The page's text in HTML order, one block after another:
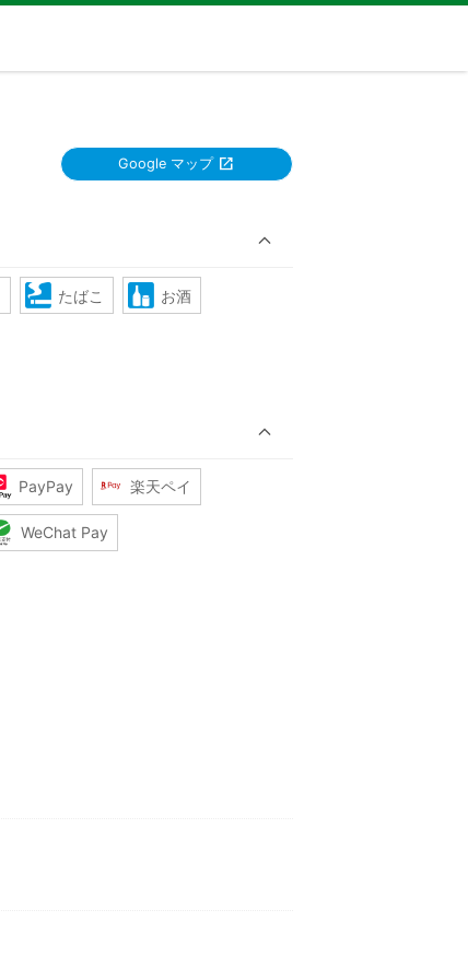
Google マップ
たばこ お酒
PayPay 楽天ペイ
WeChat Pay